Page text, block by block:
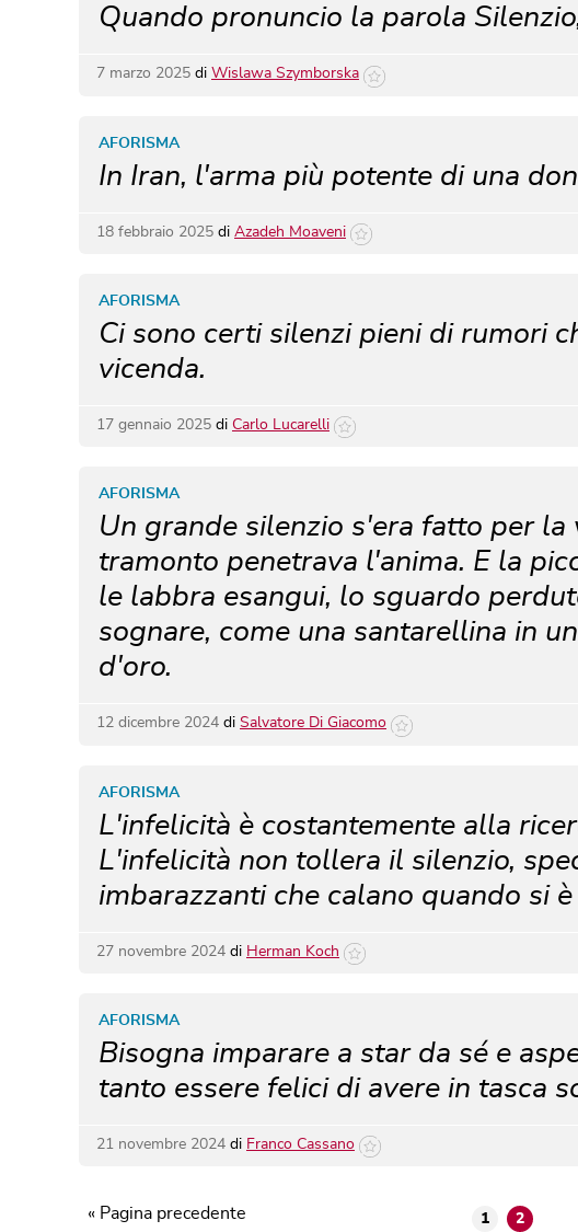
Quando pronuncio la parola
7 marzo 2025 di Wislawa Szymborska
In Iran, l'arma più potente di una
AFORISMA
18 febbraio 2025 di Azadeh Moaveni
Ci sono certi silenzi pieni di rumori
vicenda.
AFORISMA
17 gennaio 2025 di Carlo Lucarelli
Un grande silenzio s'era fatto per la
tramonto penetrava l'anima. E la
le labbra esangui, lo sguardo
sognare, come una santarellina in
d'oro.
AFORISMA
12 dicembre 2024 di Salvatore Di Giacomo
L'infelicità è costantemente alla
L'infelicità non tollera il silenzio,
imbarazzanti che calano quando si è
AFORISMA
27 novembre 2024 di Herman Koch
Bisogna imparare a star da sé e
tanto essere felici di avere in tasca
AFORISMA
21 novembre 2024 di Franco Cassano
1 2
« Pagina precedente